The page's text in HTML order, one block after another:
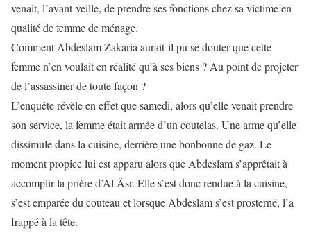
venait, l’avant-veille, de prendre ses fonctions chez sa victime en
qualité de femme de ménage.
Comment Abdeslam Zakaria aurait-il pu se douter que cette
femme n’en voulait en réalité qu’à ses biens ? Au point de projeter
de l’assassiner de toute façon ?
L’enquête révèle en effet que samedi, alors qu’elle venait prendre
son service, la femme était armée d’un coutelas. Une arme qu’elle
dissimule dans la cuisine, derrière une bonbonne de gaz. Le
moment propice lui est apparu alors que Abdeslam s’apprêtait à
accomplir la prière d’Al Âsr. Elle s’est donc rendue à la cuisine,
s’est emparée du couteau et lorsque Abdeslam s’est prosterné, l’a
frappé à la tête.